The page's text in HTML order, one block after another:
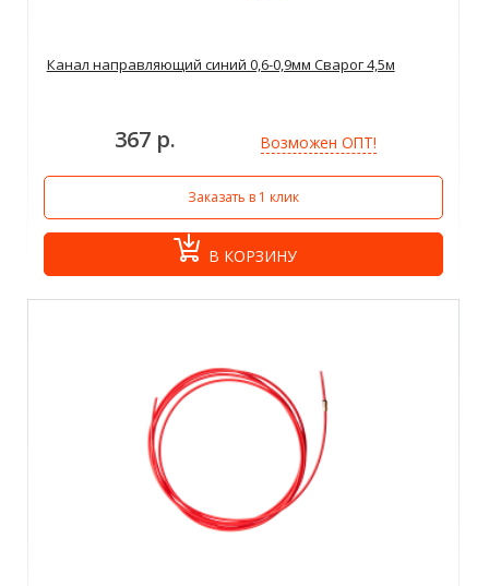
Канал направляющий синий 0,6-0,9мм Сварог 4,5м
367 р. Возможен ОПТ!
Заказать в 1 клик
В КОРЗИНУ